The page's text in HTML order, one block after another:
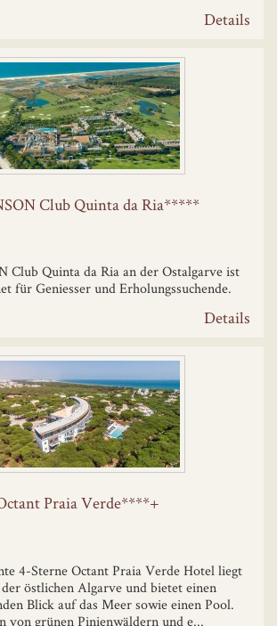
Details
Club Quinta da Ria*****
Club Quinta da Ria an der Ostalgarve ist
für Geniesser und Erholungssuchende.
Details
Praia Verde****+
4-Sterne Octant Praia Verde Hotel liegt
östlichen Algarve und bietet einen
Blick auf das Meer sowie einen Pool.
von grünen Pinienwäldern und e...